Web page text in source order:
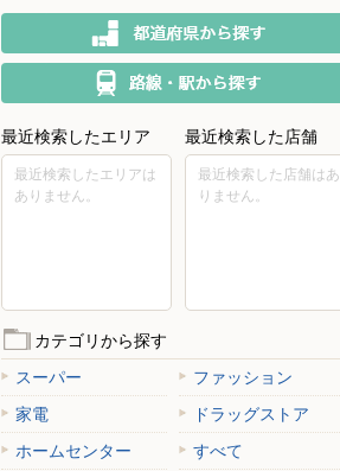
最近検索したエリア
最近検索したエリアは
ありません。
最近検索した店舗
最近検索した店舗はあ
りません。
カテゴリから探す
スーパー
ファッション
家電
ドラッグストア
ホームセンター
すべて